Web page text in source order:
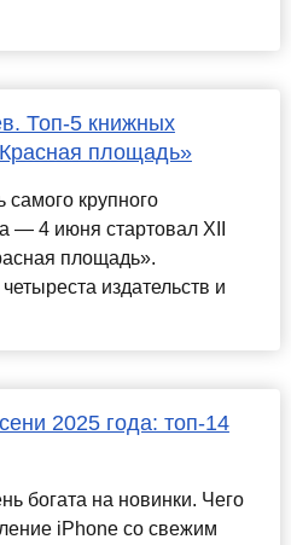
Топ-5 книжных
площадь»
крупного
— 4 июня стартовал XII
площадь».
издательств и
2025 года: топ-14
богата на новинки. Чего
iPhone со свежим